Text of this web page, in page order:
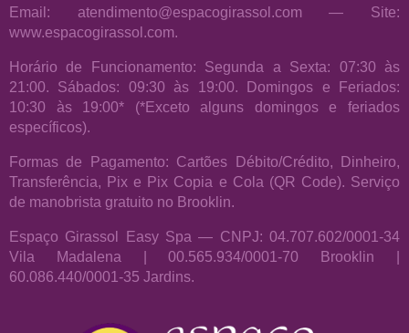
Email: atendimento@espacogirassol.com — Site:
www.espacogirassol.com.
Horário de Funcionamento: Segunda a Sexta: 07:30 às
21:00. Sábados: 09:30 às 19:00. Domingos e Feriados:
10:30 às 19:00* (*Exceto alguns domingos e feriados
específicos).
Formas de Pagamento: Cartões Débito/Crédito, Dinheiro,
Transferência, Pix e Pix Copia e Cola (QR Code). Serviço
de manobrista gratuito no Brooklin.
Espaço Girassol Easy Spa — CNPJ: 04.707.602/0001-34
Vila Madalena | 00.565.934/0001-70 Brooklin |
60.086.440/0001-35 Jardins.